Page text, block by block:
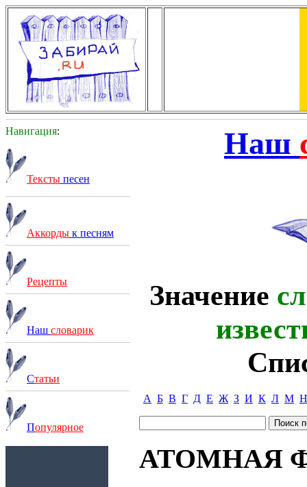
Навигация:
Тексты песен
Аккорды к песням
Рецепты
Наш словарик
Статьи
Популярное
Наш
Значение
А Б В Г Д Е Ж З И К Л М Н
АТОМНАЯ